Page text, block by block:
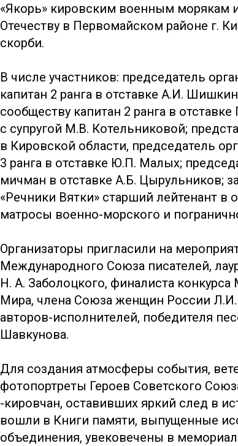
«Якорь» кировским военным морякам
Отечеству в Первомайском районе г.
скорби.
В числе участников: председатель
капитан 2 ранга в отставке А.И.
сообществу капитан 2 ранга в
с супругой М.В. Котельниковой;
в Кировской области, председатель
3 ранга в отставке Ю.П. Малых;
мичман в отставке А.Б. Цырульников;
«Речники Вятки» старший лейтенант в
матросы военно-морского и
Организаторы пригласили на
Международного Союза писателей,
Н. А. Заболоцкого, финалиста
Мира, члена Союза женщин России Л.И.
авторов-исполнителей, победителя
Шавкунова.
Для создания атмосферы события,
фотопортреты Героев Советского
-кировчан, оставивших яркий след в
вошли в Книги памяти, выпущенные
объединения, увековечены в